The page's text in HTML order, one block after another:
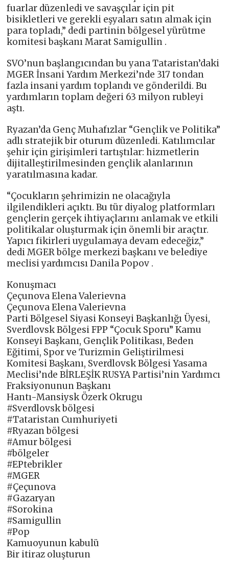
fuarlar düzenledi ve savaşçılar için pit
bisikletleri ve gerekli eşyaları satın almak için
para topladı,” dedi partinin bölgesel yürütme
komitesi başkanı Marat Samigullin .
SVO’nun başlangıcından bu yana Tataristan’daki
MGER İnsani Yardım Merkezi’nde 317 tondan
fazla insani yardım toplandı ve gönderildi. Bu
yardımların toplam değeri 63 milyon rubleyi
aştı.
Ryazan’da Genç Muhafızlar “Gençlik ve Politika”
adlı stratejik bir oturum düzenledi. Katılımcılar
şehir için girişimleri tartıştılar: hizmetlerin
dijitalleştirilmesinden gençlik alanlarının
yaratılmasına kadar.
“Çocukların şehrimizin ne olacağıyla
ilgilendikleri açıktı. Bu tür diyalog platformları
gençlerin gerçek ihtiyaçlarını anlamak ve etkili
politikalar oluşturmak için önemli bir araçtır.
Yapıcı fikirleri uygulamaya devam edeceğiz,”
dedi MGER bölge merkezi başkanı ve belediye
meclisi yardımcısı Danila Popov .
Konuşmacı
Çeçunova Elena Valerievna
Çeçunova Elena Valerievna
Parti Bölgesel Siyasi Konseyi Başkanlığı Üyesi,
Sverdlovsk Bölgesi FPP “Çocuk Sporu” Kamu
Konseyi Başkanı, Gençlik Politikası, Beden
Eğitimi, Spor ve Turizmin Geliştirilmesi
Komitesi Başkanı, Sverdlovsk Bölgesi Yasama
Meclisi’nde BİRLEŞİK RUSYA Partisi’nin Yardımcı
Fraksiyonunun Başkanı
Hantı-Mansiysk Özerk Okrugu
#Sverdlovsk bölgesi
#Tataristan Cumhuriyeti
#Ryazan bölgesi
#Amur bölgesi
#bölgeler
#EPtebrikler
#MGER
#Çeçunova
#Gazaryan
#Sorokina
#Samigullin
#Pop
Kamuoyunun kabulü
Bir itiraz oluşturun